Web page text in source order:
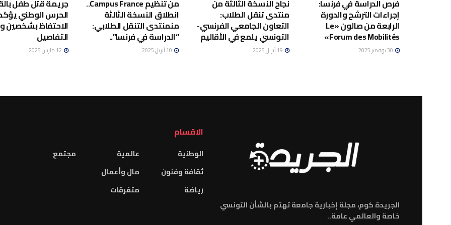
فرص الدراسة في فرنسا:
إجراءات الترشح والدورة
الرابعة من صالون «Le
Forum des Mobilités»
نجاح النسخة الثالثة من
منتدى تنقل الطلاب:
التعاون الجامعي الفرنسي-
التونسي يلمع في الأقاليم
من تنظيم Campus France..
انطلاق النسخة الثالثة
منمنتدى التنقل الطلابي:
“الدراسة في فرنسا”..
جريمة قتل طفل
الحرس الوطني
الاحتفاظ
التفاصيل
الجريدة كوم، مجلة إخبارية جامعة تهتم بالشأن التونسي
خاصة والعالمي عامة..
الاقسام
الوطنية
ثقافة وفنون
رياضة
عالمية
مال وأعمال
متفرقات
مجتمع